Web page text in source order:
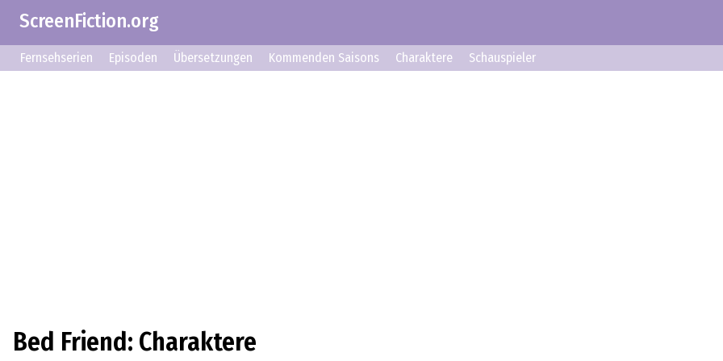
ScreenFiction.org
Fernsehserien Episoden Übersetzungen Kommenden Saisons Charaktere Schauspieler
Bed Friend: Charaktere